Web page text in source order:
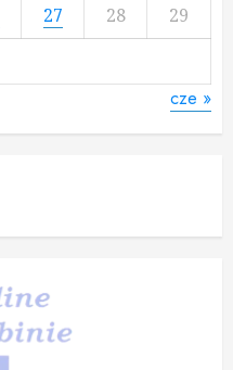
27 28
29
cze »